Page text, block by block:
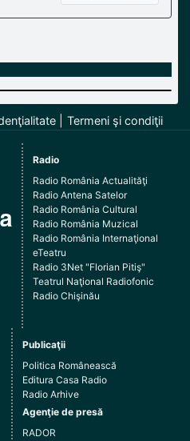
Termeni şi condiţii
Radio
Radio România Actualităţi
Radio Antena Satelor
Radio România Cultural
Radio România Muzical
Radio România Internaţional
eTeatru
Radio 3Net "Florian Pitiş"
Teatrul Naţional Radiofonic
Radio Chişinău
Publicaţii
Politica Românească
Editura Casa Radio
Radio Arhive
Agenţie de presă
RADOR